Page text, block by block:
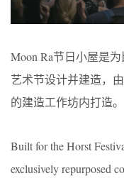
Moon Ra节日小屋是
艺术节设计并建造，
的建造工作坊内打造。
Built for the Horst
exclusively repurposed